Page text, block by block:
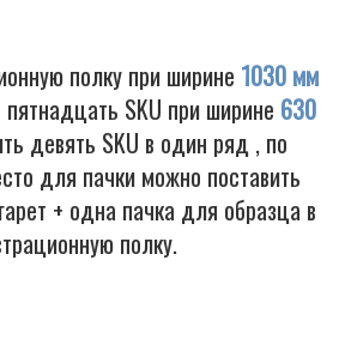
полку при ширине 1030 мм
SKU при ширине 630
девять SKU в один ряд , по
для пачки можно поставить
+ одна пачка для образца в
полку.